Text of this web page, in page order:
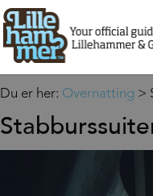
Du er her: Overnatting >